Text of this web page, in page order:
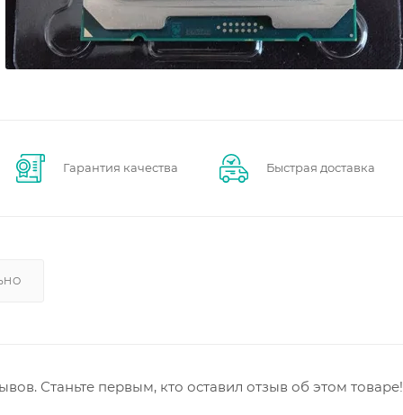
Гарантия качества Быстрая доставка
Станьте первым, кто оставил отзыв об этом товаре!